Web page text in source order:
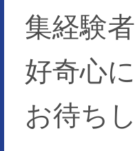
集経験
好奇心
お待ち